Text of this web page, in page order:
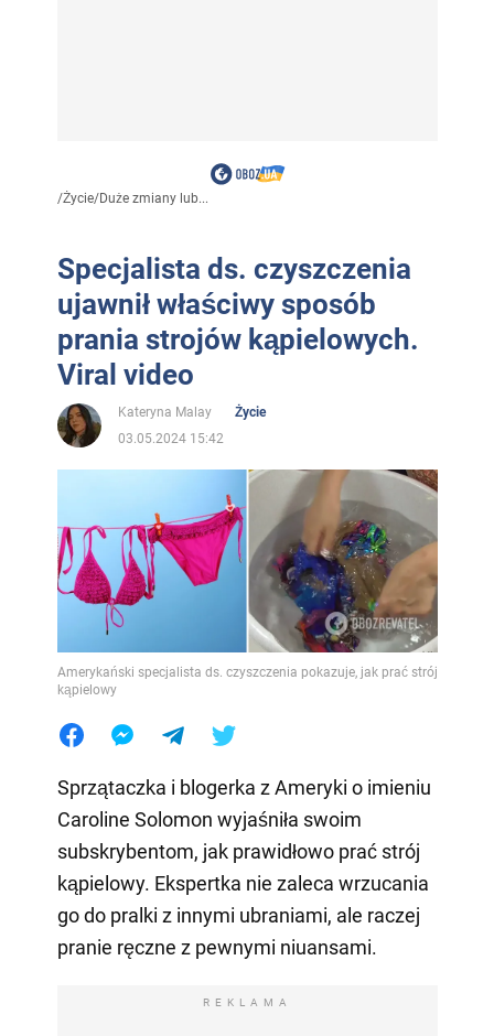
/Życie/Duże zmiany lub...
Specjalista ds. czyszczenia
ujawnił właściwy sposób
prania strojów kąpielowych.
Viral video
Kateryna Malay
Życie
03.05.2024 15:42
Amerykański specjalista ds. czyszczenia pokazuje, jak prać strój
kąpielowy
Sprzątaczka i blogerka z Ameryki o imieniu
Caroline Solomon wyjaśniła swoim
subskrybentom, jak prawidłowo prać strój
kąpielowy. Ekspertka nie zaleca wrzucania
go do pralki z innymi ubraniami, ale raczej
pranie ręczne z pewnymi niuansami.
REKLAMA